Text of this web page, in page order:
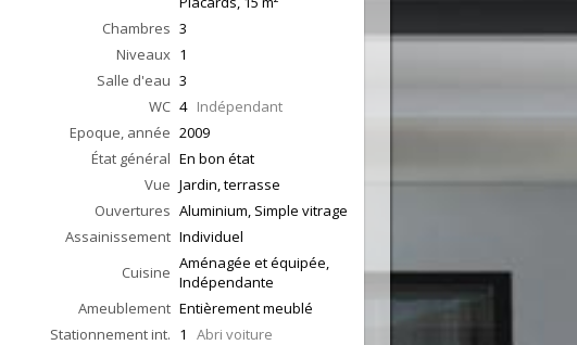
Chambres 3
Niveaux 1
Salle d'eau 3
WC 4 Indépendant
Epoque, année 2009
État général En bon état
Vue Jardin, terrasse
Ouvertures Aluminium, Simple vitrage
Assainissement Individuel
Cuisine Aménagée et équipée,
Indépendante
Ameublement Entièrement meublé
Stationnement int. 1 Abri voiture